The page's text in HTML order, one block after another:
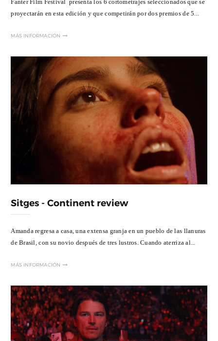
Fanter Film Festival presenta los 6 cortometrajes seleccionados que se
proyectarán en esta edición y que competirán por dos premios de 5...
MÁS INFORMACIÓN
Sitges - Continent review
Amanda regresa a casa, una extensa granja en un pueblo de las llanuras
de Brasil, con su novio después de tres lustros. Cuando aterriza al...
MÁS INFORMACIÓN